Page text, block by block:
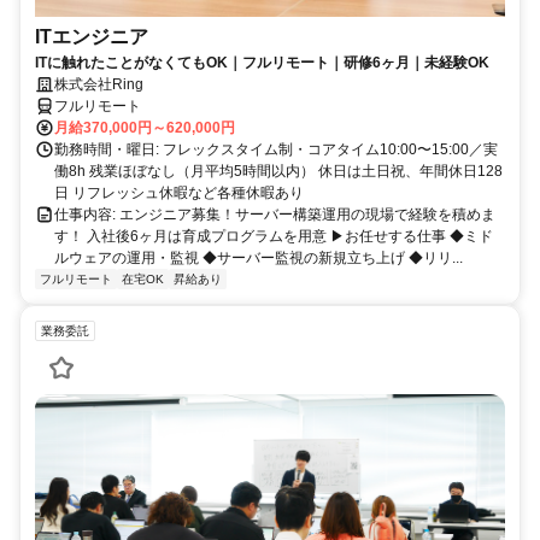
ITエンジニア
ITに触れたことがなくてもOK｜フルリモート｜研修6ヶ月｜未経験OK
株式会社Ring
フルリモート
月給370,000円～620,000円
勤務時間・曜日: フレックスタイム制・コアタイム10:00〜15:00／実
働8h 残業ほぼなし（月平均5時間以内） 休日は土日祝、年間休日128
日 リフレッシュ休暇など各種休暇あり
仕事内容: エンジニア募集！サーバー構築運用の現場で経験を積めま
す！ 入社後6ヶ月は育成プログラムを用意 ▶お任せする仕事 ◆ミド
ルウェアの運用・監視 ◆サーバー監視の新規立ち上げ ◆リリ...
フルリモート 在宅OK 昇給あり
業務委託